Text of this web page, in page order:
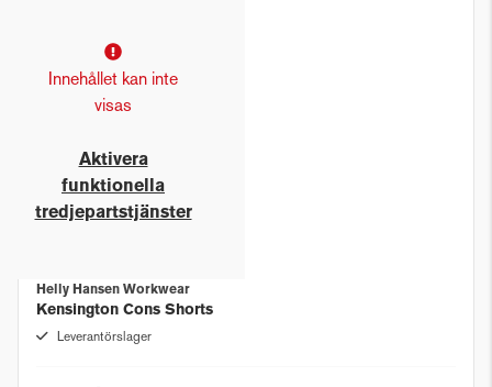
Innehållet kan inte
visas
Aktivera
funktionella
tredjepartstjänster
Helly Hansen Workwear
Kensington Cons Shorts
Leverantörslager